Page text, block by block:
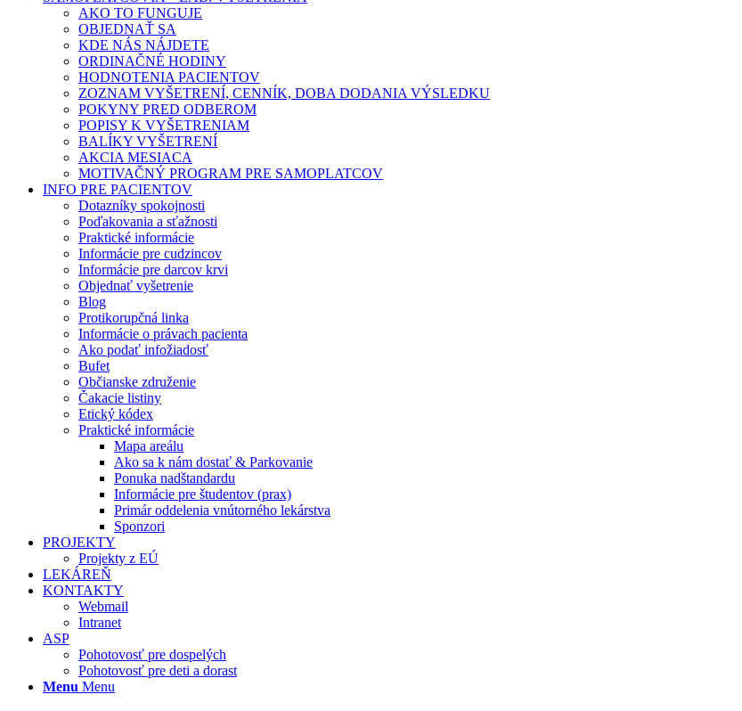
AKO TO FUNGUJE
OBJEDNAŤ SA
KDE NÁS NÁJDETE
ORDINAČNÉ HODINY
HODNOTENIA PACIENTOV
ZOZNAM VYŠETRENÍ, CENNÍK, DOBA DODANIA VÝSLEDKU
POKYNY PRED ODBEROM
POPISY K VYŠETRENIAM
BALÍKY VYŠETRENÍ
AKCIA MESIACA
MOTIVAČNÝ PROGRAM PRE SAMOPLATCOV
INFO PRE PACIENTOV
Dotazníky spokojnosti
Poďakovania a sťažnosti
Praktické informácie
Informácie pre cudzincov
Informácie pre darcov krvi
Objednať vyšetrenie
Blog
Protikorupčná linka
Informácie o právach pacienta
Ako podať infožiadosť
Bufet
Občianske združenie
Čakacie listiny
Etický kódex
Praktické informácie
Mapa areálu
Ako sa k nám dostať & Parkovanie
Ponuka nadštandardu
Informácie pre študentov (prax)
Primár oddelenia vnútorného lekárstva
Sponzori
PROJEKTY
Projekty z EÚ
LEKÁREŇ
KONTAKTY
Webmail
Intranet
ASP
Pohotovosť pre dospelých
Pohotovosť pre deti a dorast
Menu Menu